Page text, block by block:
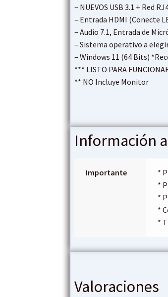
– NUEVOS USB 3.1 + Red
– Entrada HDMI (Conecte
– Audio 7.1, Entrada de
– Sistema operativo a
– Windows 11 (64 Bits)
*** LISTO PARA
** NO Incluye Monitor
Información
Importante
*
*
*
*
*
Valoraciones